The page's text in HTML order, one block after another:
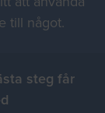
till något.
steg får